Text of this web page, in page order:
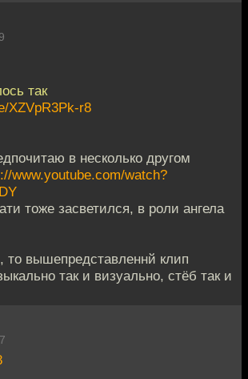
так
XZVpR3Pk-r8
в несколько другом
www.youtube.com/watch?
тоже засветился, в роли ангела
то вышепредставленнй клип
так и визуально, стёб так и